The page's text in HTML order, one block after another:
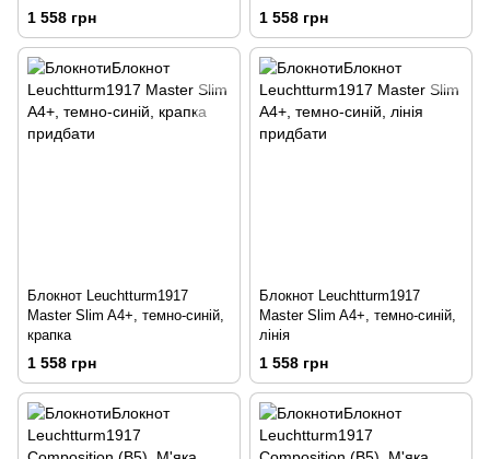
1 558 грн 1 558 грн
Блокнот Leuchtturm1917
Master Slim A4+, темно-синій,
крапка
1 558 грн
Блокнот Leuchtturm1917
Master Slim A4+, темно-синій,
лінія
1 558 грн